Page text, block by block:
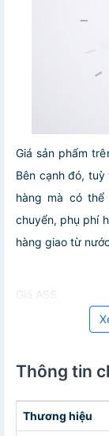
Giá sản phẩm
Bên cạnh đó,
hàng mà có
chuyển, phụ phí
hàng giao từ
Giá ASS
Thông tin
Thương hiệu